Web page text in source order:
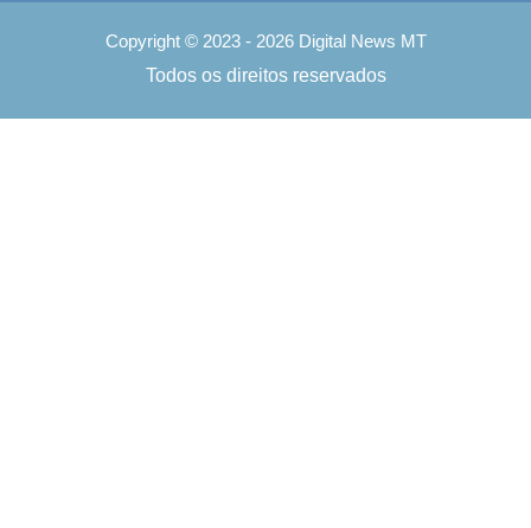
Copyright © 2023 - 2026 Digital News MT
Todos os direitos reservados